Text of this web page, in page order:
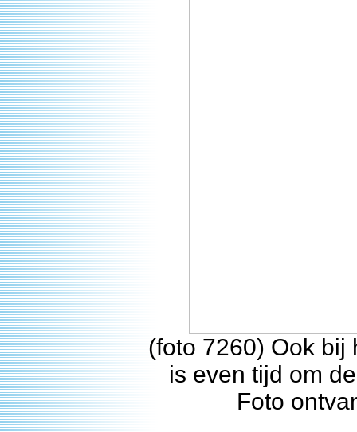
(foto 7260) Ook bij
is even tijd om
Foto